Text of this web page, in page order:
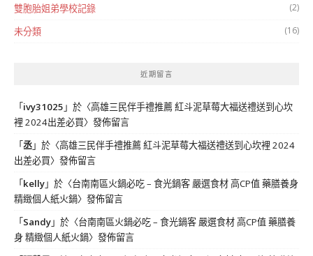
雙胞胎姐弟學校記錄 (2)
未分類 (16)
近期留言
「ivy31025 」於〈高雄三民伴手禮推薦 紅斗泥草莓大福送禮送到心坎
裡 2024出差必買〉發佈留言
「丞」於〈高雄三民伴手禮推薦 紅斗泥草莓大福送禮送到心坎裡 2024
出差必買〉發佈留言
「kelly」於〈台南南區火鍋必吃 – 食光鍋客 嚴選食材 高CP值 藥膳養身
精緻個人紙火鍋〉發佈留言
「Sandy」於〈台南南區火鍋必吃 – 食光鍋客 嚴選食材 高CP值 藥膳養
身 精緻個人紙火鍋〉發佈留言